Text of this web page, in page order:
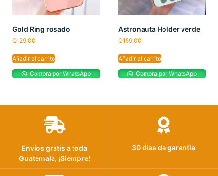
Gold Ring rosado
Q129.00
Añadir al carrito
Compra por WhatsApp
Astronauta Holder verde
Q159.00
Añadir al carrito
Compra por WhatsApp
Envíos gratis a toda
Guatemala, ¡Siempre!
30 días de garantía